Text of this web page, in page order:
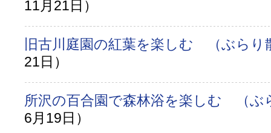
11月21日）
旧古川庭園の紅葉を楽しむ （ぶらり
21日）
所沢の百合園で森林浴を楽しむ （ぶ
6月19日）